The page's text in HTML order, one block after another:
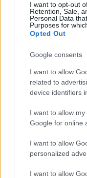
I want to opt-out
Retention, Sale,
Personal Data
Purposes for
Opted Out
Google consents
I want to allow
related to
device identifiers
I want to allow
Google for online
I want to allow
personalized
I want to allow
Mint megjegyezte,
tükrözte a film
csábításnak, mikor
ördöggel való
Steve, egy
után visszatér
ugyanabban a
együtt kezdtek. A
utolsó közös
balladájából
azonban újra
hogy elégtételt vesz